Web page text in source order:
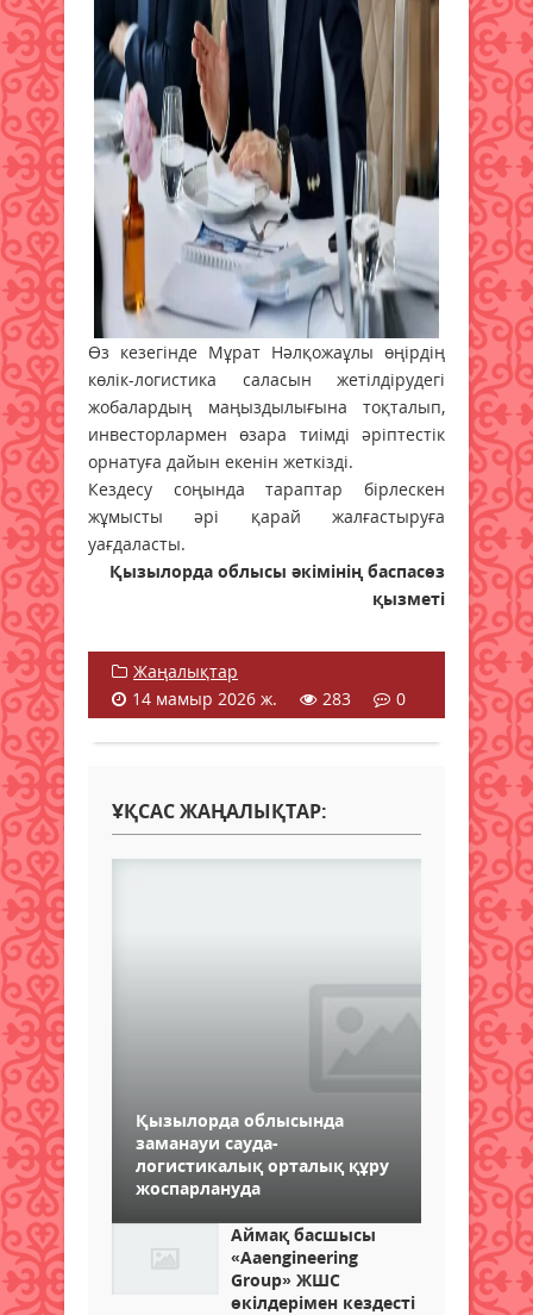
Өз кезегінде Мұрат Нәлқожаұлы өңірдің
көлік-логистика саласын жетілдірудегі
жобалардың маңыздылығына тоқталып,
инвесторлармен өзара тиімді әріптестік
орнатуға дайын екенін жеткізді.
Кездесу соңында тараптар бірлескен
жұмысты әрі қарай жалғастыруға
уағдаласты.
Қызылорда облысы әкімінің баспасөз
қызметі
Жаңалықтар
14 мамыр 2026 ж.
283 0
ҰҚСАС ЖАҢАЛЫҚТАР:
Қызылорда облысында
заманауи сауда-
логистикалық орталық құру
жоспарлануда
Аймақ басшысы
«Aаеngineering
Group» ЖШС
өкілдерімен кездесті